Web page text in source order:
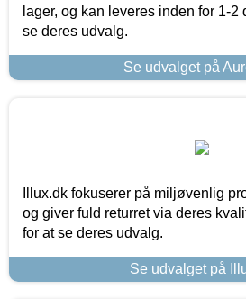
lager, og kan leveres inden for 1-2
se deres udvalg.
Se udvalget på
Illux.dk fokuserer på miljøvenlig
og giver fuld returret via deres
for at se deres udvalg.
Se udvalget på